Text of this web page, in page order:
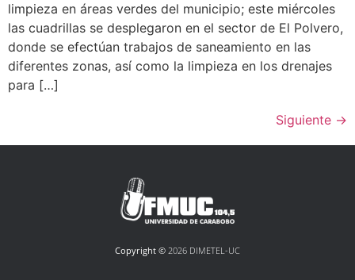
limpieza en áreas verdes del municipio; este miércoles
las cuadrillas se desplegaron en el sector de El Polvero,
donde se efectúan trabajos de saneamiento en las
diferentes zonas, así como la limpieza en los drenajes
para […]
Siguiente →
Copyright © 2026 DIMETEL-UC